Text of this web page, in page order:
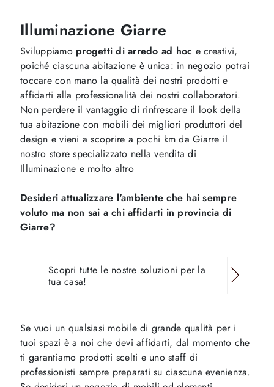
Illuminazione Giarre
Sviluppiamo progetti di arredo ad hoc e creativi,
poiché ciascuna abitazione è unica: in negozio potrai
toccare con mano la qualità dei nostri prodotti e
affidarti alla professionalità dei nostri collaboratori.
Non perdere il vantaggio di rinfrescare il look della
tua abitazione con mobili dei migliori produttori del
design e vieni a scoprire a pochi km da Giarre il
nostro store specializzato nella vendita di
Illuminazione e molto altro
Desideri attualizzare l'ambiente che hai sempre
voluto ma non sai a chi affidarti in provincia di
Giarre?
Scopri tutte le nostre soluzioni per la
tua casa!
Se vuoi un qualsiasi mobile di grande qualità per i
tuoi spazi è a noi che devi affidarti, dal momento che
ti garantiamo prodotti scelti e uno staff di
professionisti sempre preparati su ciascuna evenienza.